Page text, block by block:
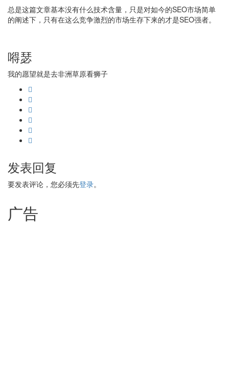
总是这篇文章基本没有什么技术含量，只是对如今的SEO市场简单
的阐述下，只有在这么竞争激烈的市场生存下来的才是SEO强者。
嘚瑟
我的愿望就是去非洲草原看狮子
发表回复
要发表评论，您必须先登录。
广告